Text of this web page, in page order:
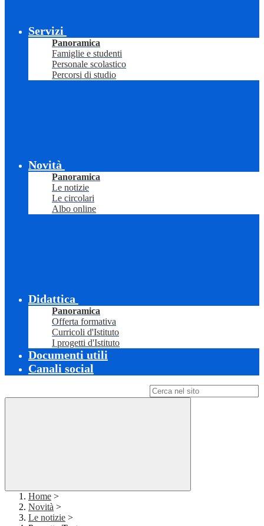
Servizi
Panoramica
Famiglie e studenti
Personale scolastico
Percorsi di studio
Novità
Panoramica
Le notizie
Le circolari
Albo online
Didattica
Panoramica
Offerta formativa
Curricoli d'Istituto
I progetti d'Istituto
Documenti utili
Canali social
Home >
Novità >
Le notizie >